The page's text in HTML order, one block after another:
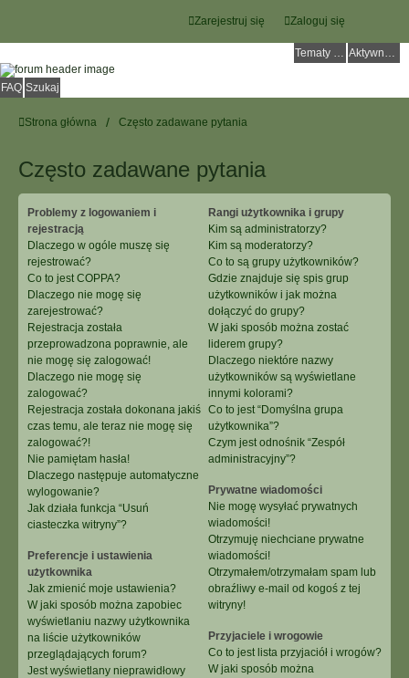
Zaloguj się
Zarejestruj się
Tematy bez odpowiedzi Aktywne tematy
FAQ Szukaj
Strona główna Często zadawane pytania
Często zadawane pytania
Problemy z logowaniem i
rejestracją
Dlaczego w ogóle muszę się
rejestrować?
Co to jest COPPA?
Dlaczego nie mogę się
zarejestrować?
Rejestracja została
przeprowadzona poprawnie, ale
nie mogę się zalogować!
Dlaczego nie mogę się
zalogować?
Rejestracja została dokonana jakiś
czas temu, ale teraz nie mogę się
zalogować?!
Nie pamiętam hasła!
Dlaczego następuje automatyczne
wylogowanie?
Jak działa funkcja “Usuń
ciasteczka witryny”?
Preferencje i ustawienia
użytkownika
Jak zmienić moje ustawienia?
W jaki sposób można zapobiec
wyświetlaniu nazwy użytkownika
na liście użytkowników
przeglądających forum?
Jest wyświetlany nieprawidłowy
Rangi użytkownika i grupy
Kim są administratorzy?
Kim są moderatorzy?
Co to są grupy użytkowników?
Gdzie znajduje się spis grup
użytkowników i jak można
dołączyć do grupy?
W jaki sposób można zostać
liderem grupy?
Dlaczego niektóre nazwy
użytkowników są wyświetlane
innymi kolorami?
Co to jest “Domyślna grupa
użytkownika”?
Czym jest odnośnik “Zespół
administracyjny”?
Prywatne wiadomości
Nie mogę wysyłać prywatnych
wiadomości!
Otrzymuję niechciane prywatne
wiadomości!
Otrzymałem/otrzymałam spam lub
obraźliwy e-mail od kogoś z tej
witryny!
Przyjaciele i wrogowie
Co to jest lista przyjaciół i wrogów?
W jaki sposób można